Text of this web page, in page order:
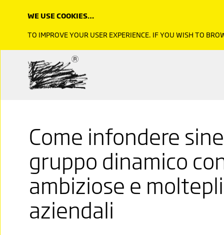
Come infondere
gruppo dinamico
ambiziose e
aziendali
WE USE COOKIES…
TO IMPROVE YOUR USER EXPERIENCE. IF YOU WISH TO